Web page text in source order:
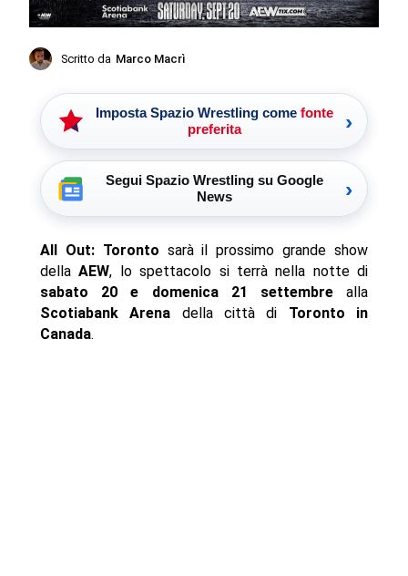
Scritto da Marco Macrì
Imposta Spazio Wrestling come fonte
preferita
›
Segui Spazio Wrestling su Google
News
›
All Out: Toronto sarà il prossimo grande show
dellaAEW, lo spettacolo si terrà nella notte di
sabato 20 e domenica 21 settembrealla
Scotiabank Arena della città di Toronto in
Canada.